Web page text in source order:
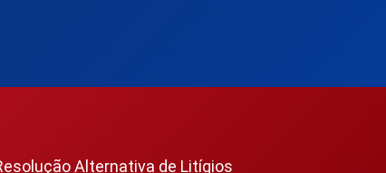
Alternativa de Litígios